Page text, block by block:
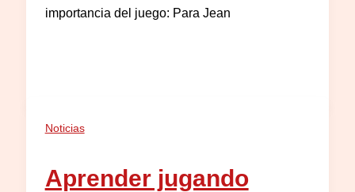
importancia del juego: Para Jean
Noticias
Aprender jugando